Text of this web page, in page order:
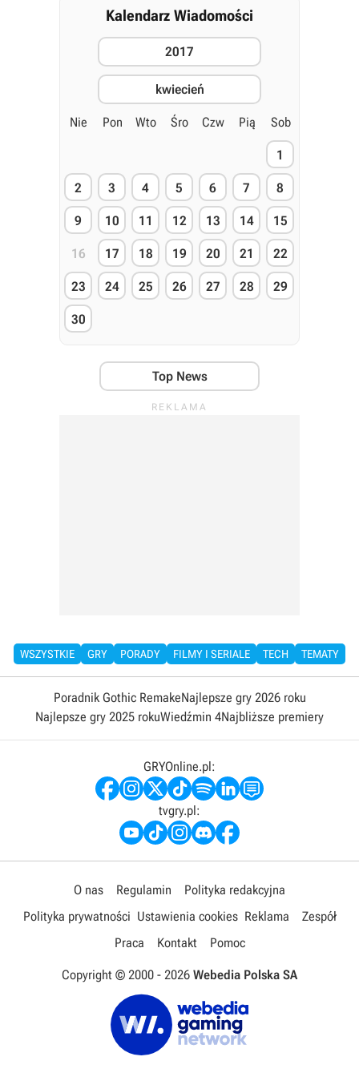
Kalendarz Wiadomości
2017
kwiecień
Nie Pon Wto Śro Czw Pią Sob
1
2 3 4 5 6 7 8
9 10 11 12 13 14 15
16 17 18 19 20 21 22
23 24 25 26 27 28 29
30
Top News
WSZYSTKIE GRY PORADY FILMY I SERIALE TECH TEMATY
Poradnik Gothic RemakeNajlepsze gry 2026 roku
Najlepsze gry 2025 rokuWiedźmin 4Najbliższe premiery
GRYOnline.pl:
tvgry.pl:
O nas Regulamin
Polityka redakcyjna
Polityka prywatności Ustawienia cookies Reklama
Zespół
Praca
Kontakt Pomoc
Copyright © 2000 - 2026 Webedia Polska SA